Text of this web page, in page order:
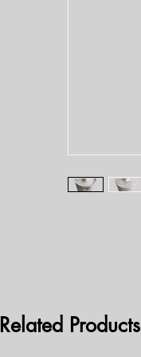
Related Products